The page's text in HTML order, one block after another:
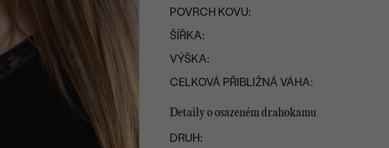
POVRCH KOVU:
ŠÍŘKA:
VÝŠKA:
CELKOVÁ PŘIBLIŽNÁ VÁHA:
Detaily o osazeném drahokamu
DRUH: